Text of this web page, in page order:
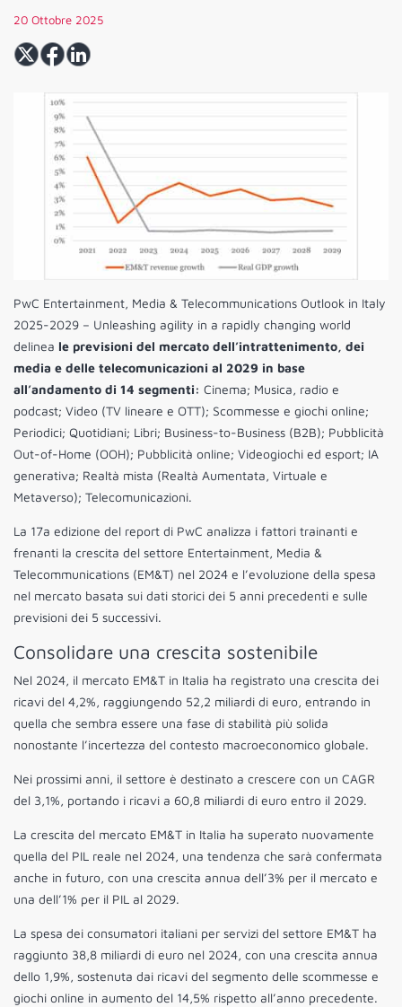
20 Ottobre 2025
PwC Entertainment, Media & Telecommunications Outlook in Italy
2025-2029 – Unleashing agility in a rapidly changing world
delinea le previsioni del mercato dell’intrattenimento, dei
media e delle telecomunicazioni al 2029 in base
all’andamento di 14 segmenti: Cinema; Musica, radio e
podcast; Video (TV lineare e OTT); Scommesse e giochi online;
Periodici; Quotidiani; Libri; Business-to-Business (B2B); Pubblicità
Out-of-Home (OOH); Pubblicità online; Videogiochi ed esport; IA
generativa; Realtà mista (Realtà Aumentata, Virtuale e
Metaverso); Telecomunicazioni.
La 17a edizione del report di PwC analizza i fattori trainanti e
frenanti la crescita del settore Entertainment, Media &
Telecommunications (EM&T) nel 2024 e l’evoluzione della spesa
nel mercato basata sui dati storici dei 5 anni precedenti e sulle
previsioni dei 5 successivi.
Consolidare una crescita sostenibile
Nel 2024, il mercato EM&T in Italia ha registrato una crescita dei
ricavi del 4,2%, raggiungendo 52,2 miliardi di euro, entrando in
quella che sembra essere una fase di stabilità più solida
nonostante l’incertezza del contesto macroeconomico globale.
Nei prossimi anni, il settore è destinato a crescere con un CAGR
del 3,1%, portando i ricavi a 60,8 miliardi di euro entro il 2029.
La crescita del mercato EM&T in Italia ha superato nuovamente
quella del PIL reale nel 2024, una tendenza che sarà confermata
anche in futuro, con una crescita annua dell’3% per il mercato e
una dell’1% per il PIL al 2029.
La spesa dei consumatori italiani per servizi del settore EM&T ha
raggiunto 38,8 miliardi di euro nel 2024, con una crescita annua
dello 1,9%, sostenuta dai ricavi del segmento delle scommesse e
giochi online in aumento del 14,5% rispetto all’anno precedente.